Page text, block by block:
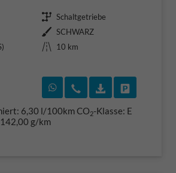
Getriebe Schaltgetriebe
Außenfarbe SCHWARZ
Kilometerstand
10 km
Rückruf vereinbaren
Wir rufen Sie an
6,30 l/100kmCO2-Klasse: E
142,00 g/km